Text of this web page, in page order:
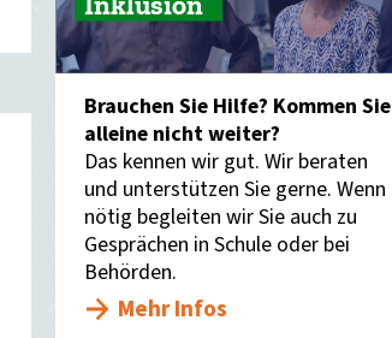
Brauchen Sie Hilfe? Kommen Sie
alleine nicht weiter?
Das kennen wir gut. Wir beraten
und unterstützen Sie gerne. Wenn
nötig begleiten wir Sie auch zu
Gesprächen in Schule oder bei
Behörden.
Mehr Infos